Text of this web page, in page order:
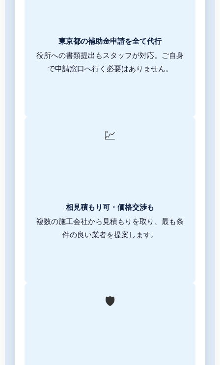
東京都の補助金申請を全て代行
役所への書類提出もスタッフが対応。ご自身
で申請窓口へ行く必要はありません。
💹
相見積もり可・価格交渉も
複数の施工会社から見積もりを取り、最も条
件の良い業者を提案します。
🛡️